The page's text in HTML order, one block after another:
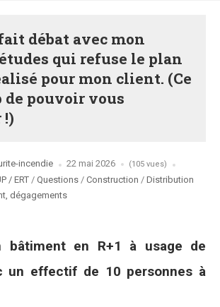
débat avec mon
qui refuse le plan
pour mon client. (Ce
de pouvoir vous
!)
incendie 22 mai 2026 (105 vues)
/ ERT / Questions / Construction / Distribution
dégagements
un effectif de 10 personnes à